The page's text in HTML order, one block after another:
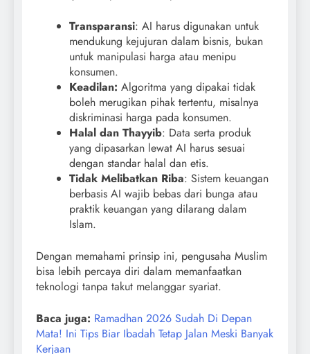
Transparansi: AI harus digunakan untuk
mendukung kejujuran dalam bisnis, bukan
untuk manipulasi harga atau menipu
konsumen.
Keadilan: Algoritma yang dipakai tidak
boleh merugikan pihak tertentu, misalnya
diskriminasi harga pada konsumen.
Halal dan Thayyib: Data serta produk
yang dipasarkan lewat AI harus sesuai
dengan standar halal dan etis.
Tidak Melibatkan Riba: Sistem keuangan
berbasis AI wajib bebas dari bunga atau
praktik keuangan yang dilarang dalam
Islam.
Dengan memahami prinsip ini, pengusaha Muslim
bisa lebih percaya diri dalam memanfaatkan
teknologi tanpa takut melanggar syariat.
Baca juga: Ramadhan 2026 Sudah Di Depan
Mata! Ini Tips Biar Ibadah Tetap Jalan Meski Banyak
Kerjaan